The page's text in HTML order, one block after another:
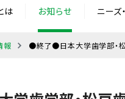
は お知らせ ニーズ
報 ●終了●日本大学歯学部・